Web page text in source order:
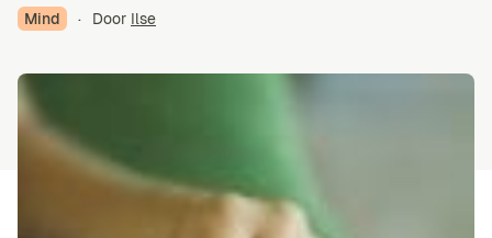
Mind · Door Ilse